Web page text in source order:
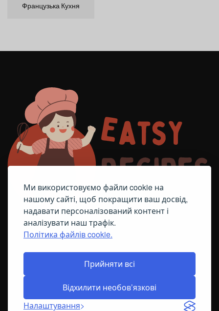
Ми використовуємо файли cookie на
нашому сайті, щоб покращити ваш досвід,
надавати персоналізований контент і
аналізувати наш трафік.
Політика файлів cookie.
Прийняти всі
Відхилити необов’язкові
Налаштування
Французька Кухня
ПОЛІТИКА ЩОДО ФАЙЛІВ COOKIE
© All Right Reserved2026